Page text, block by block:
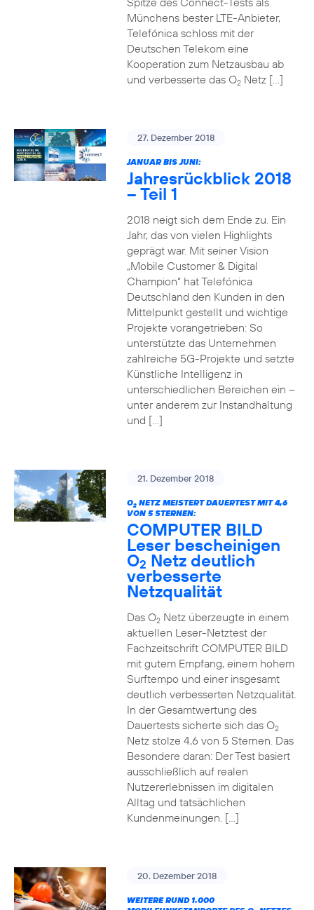
Münchens bester LTE-Anbieter,
Telefónica schloss mit der
Deutschen Telekom eine
Kooperation zum Netzausbau ab
und verbesserte das O2Netz […]
27. Dezember 2018
JANUAR BIS JUNI:
Jahresrückblick 2018
– Teil 1
2018 neigt sich dem Ende zu. Ein
Jahr, das von vielen Highlights
geprägt war. Mit seiner Vision
„Mobile Customer & Digital
Champion“ hat Telefónica
Deutschland den Kunden in den
Mittelpunkt gestellt und wichtige
Projekte vorangetrieben: So
unterstützte das Unternehmen
zahlreiche 5G-Projekte und setzte
Künstliche Intelligenz in
unterschiedlichen Bereichen ein –
unter anderem zur Instandhaltung
und […]
21. Dezember 2018
O2NETZ MEISTERT DAUERTEST MIT 4,6
VON 5 STERNEN:
COMPUTER BILD
Leser bescheinigen
O2 Netz deutlich
verbesserte
Netzqualität
Das O2Netz überzeugte in einem
aktuellen Leser-Netztest der
Fachzeitschrift COMPUTER BILD
mit gutem Empfang, einem hohem
Surftempo und einer insgesamt
deutlich verbesserten Netzqualität.
In der Gesamtwertung des
Dauertests sicherte sich das O2
Netz stolze 4,6 von 5 Sternen. Das
Besondere daran: Der Test basiert
ausschließlich auf realen
Nutzererlebnissen im digitalen
Alltag und tatsächlichen
Kundenmeinungen. […]
20. Dezember 2018
WEITERE RUND 1.000